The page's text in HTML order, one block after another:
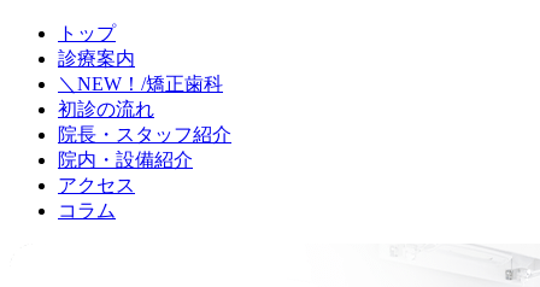
トップ
診療案内
＼NEW！/矯正歯科
初診の流れ
院長・スタッフ紹介
院内・設備紹介
アクセス
コラム